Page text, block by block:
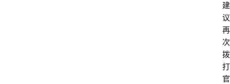
建
议
再
次
拨
打
官